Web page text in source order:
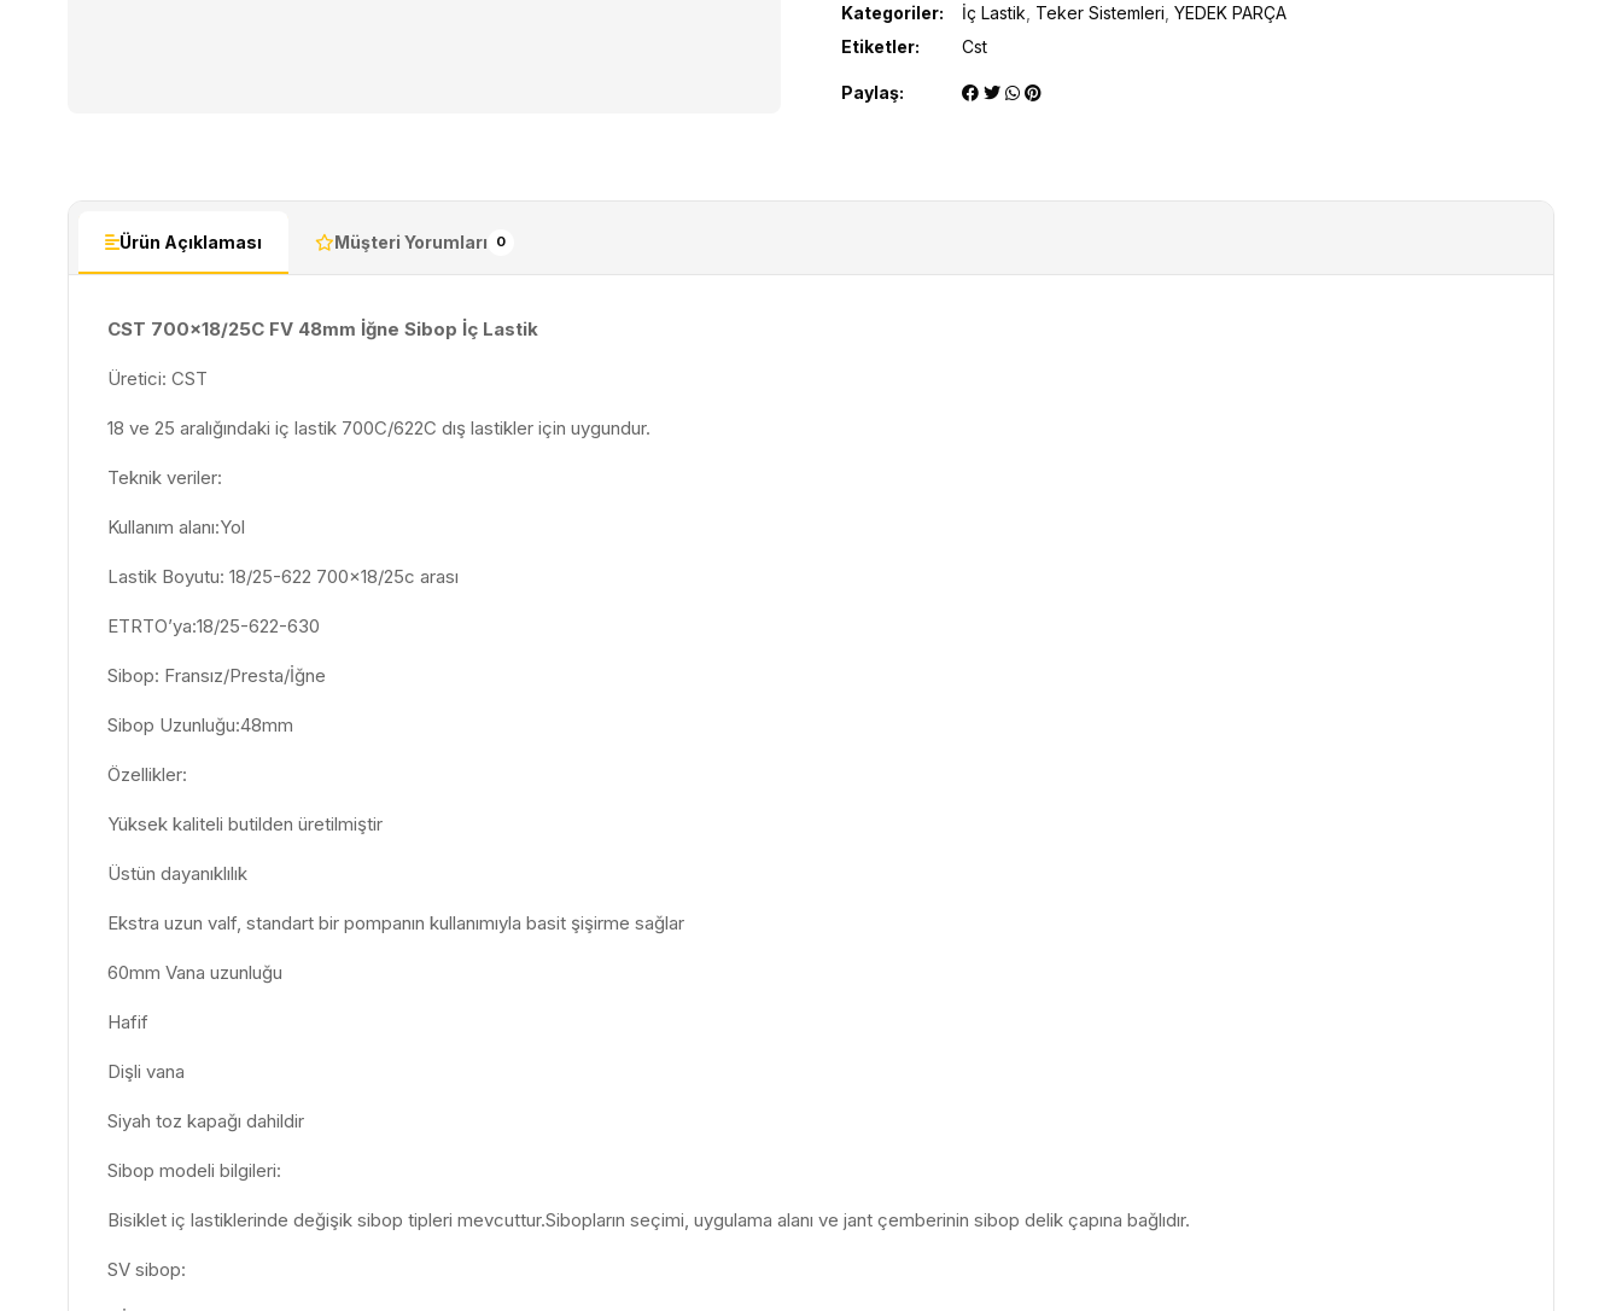
Kategoriler:
İç Lastik Teker Sistemleri YEDEK PARÇA
Etiketler:
Cst
Paylaş:
Ürün Açıklaması Müşteri Yorumları 0
CST 700×18/25C FV 48mm İğne Sibop İç Lastik
Üretici: CST
18 ve 25 aralığındaki iç lastik 700C/622C dış lastikler için uygundur.
Teknik veriler:
Kullanım alanı:Yol
Lastik Boyutu: 18/25-622 700×18/25c arası
ETRTO’ya:18/25-622-630
Sibop: Fransız/Presta/İğne
Sibop Uzunluğu:48mm
Özellikler:
Yüksek kaliteli butilden üretilmiştir
Üstün dayanıklılık
Ekstra uzun valf, standart bir pompanın kullanımıyla basit şişirme sağlar
60mm Vana uzunluğu
Hafif
Dişli vana
Siyah toz kapağı dahildir
Sibop modeli bilgileri:
Bisiklet iç lastiklerinde değişik sibop tipleri mevcuttur.Sibopların seçimi, uygulama alanı ve jant çemberinin sibop delik çapına bağlıdır.
SV sibop: